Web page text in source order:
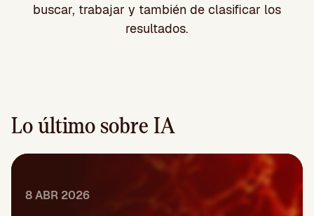
buscar, trabajar y también de clasificar los
resultados.
Lo último sobre IA
8 ABR 2026